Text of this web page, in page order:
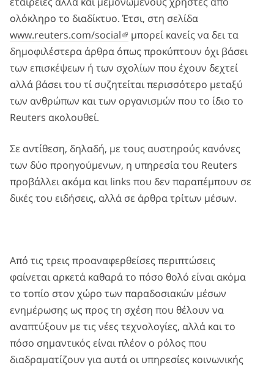
ολόκληρο το διαδίκτυο. Έτσι, στη σελίδα
www.reuters.com/social
μπορεί κανείς να δει τα
δημοφιλέστερα άρθρα όπως προκύπτουν όχι βάσει
των επισκέψεων ή των σχολίων που έχουν δεχτεί
αλλά βάσει του τί συζητείται περισσότερο μεταξύ
των ανθρώπων και των οργανισμών που το ίδιο το
Reuters ακολουθεί.
Σε αντίθεση, δηλαδή, με τους αυστηρούς κανόνες
των δύο προηγούμενων, η υπηρεσία του Reuters
προβάλλει ακόμα και links που δεν παραπέμπουν σε
δικές του ειδήσεις, αλλά σε άρθρα τρίτων μέσων.
Από τις τρεις προαναφερθείσες περιπτώσεις
φαίνεται αρκετά καθαρά το πόσο θολό είναι ακόμα
το τοπίο στον χώρο των παραδοσιακών μέσων
ενημέρωσης ως προς τη σχέση που θέλουν να
αναπτύξουν με τις νέες τεχνολογίες, αλλά και το
πόσο σημαντικός είναι πλέον ο ρόλος που
διαδραματίζουν για αυτά οι υπηρεσίες κοινωνικής